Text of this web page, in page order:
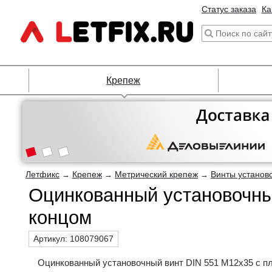
Статус заказа
Крепеж
Летфикс → Крепеж → Метрический крепеж → Винты
Оцинкованный
концом
Артикул: 108079067
Оцинкованный установочный винт DIN 551 М12х35 с